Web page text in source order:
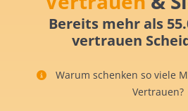
Bereits mehr als
vertrauen
Warum schenken so viele
Vertrauen?